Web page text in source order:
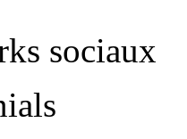
sociaux